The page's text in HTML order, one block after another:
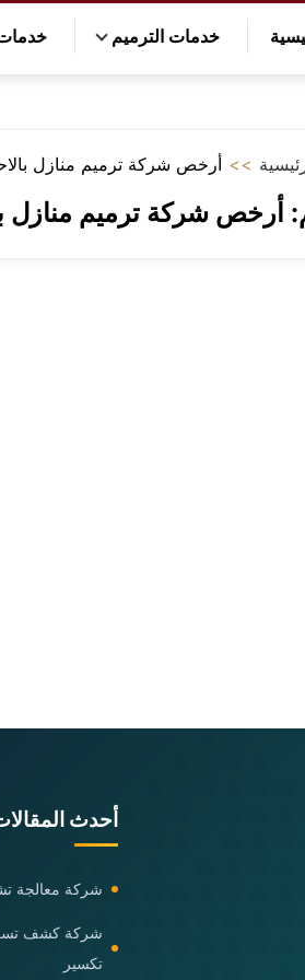
خدمات الترميم
>> أرخص شركة ترميم منازل
أرخص شركة ترميم منازل
أحدث
شركة معالجة
شركة كشف
تكسير